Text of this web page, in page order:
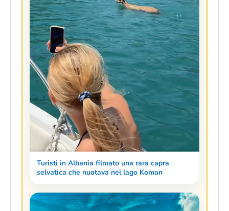
Turisti in Albania filmato una rara capra
selvatica che nuotava nel lago Koman